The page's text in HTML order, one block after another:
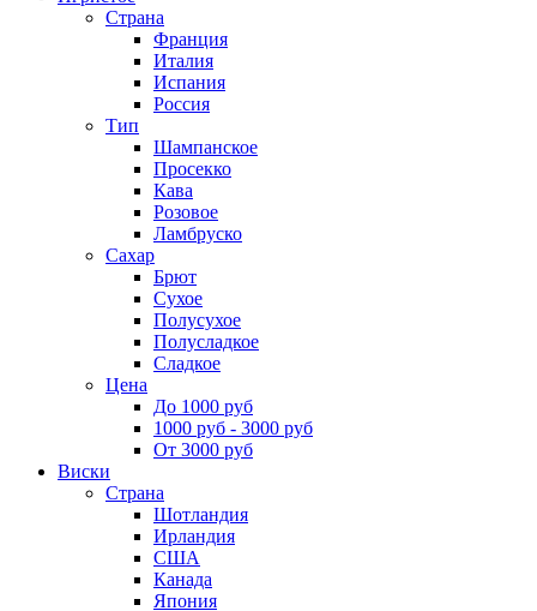
Страна
Франция
Италия
Испания
Россия
Тип
Шампанское
Просекко
Кава
Розовое
Ламбруско
Сахар
Брют
Сухое
Полусухое
Полусладкое
Сладкое
Цена
До 1000 руб
1000 руб - 3000 руб
От 3000 руб
Виски
Страна
Шотландия
Ирландия
США
Канада
Япония